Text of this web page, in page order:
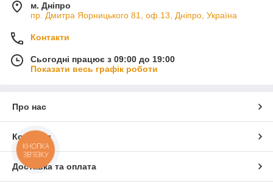
м. Дніпро
пр. Дмитра Яорницького 81, оф.13, Дніпро, Україна
Контакти
Сьогодні працює з 09:00 до 19:00
Показати весь графік роботи
Про нас
Контакти
Доставка та оплата
КНОПКА
ЗВ'ЯЗКУ